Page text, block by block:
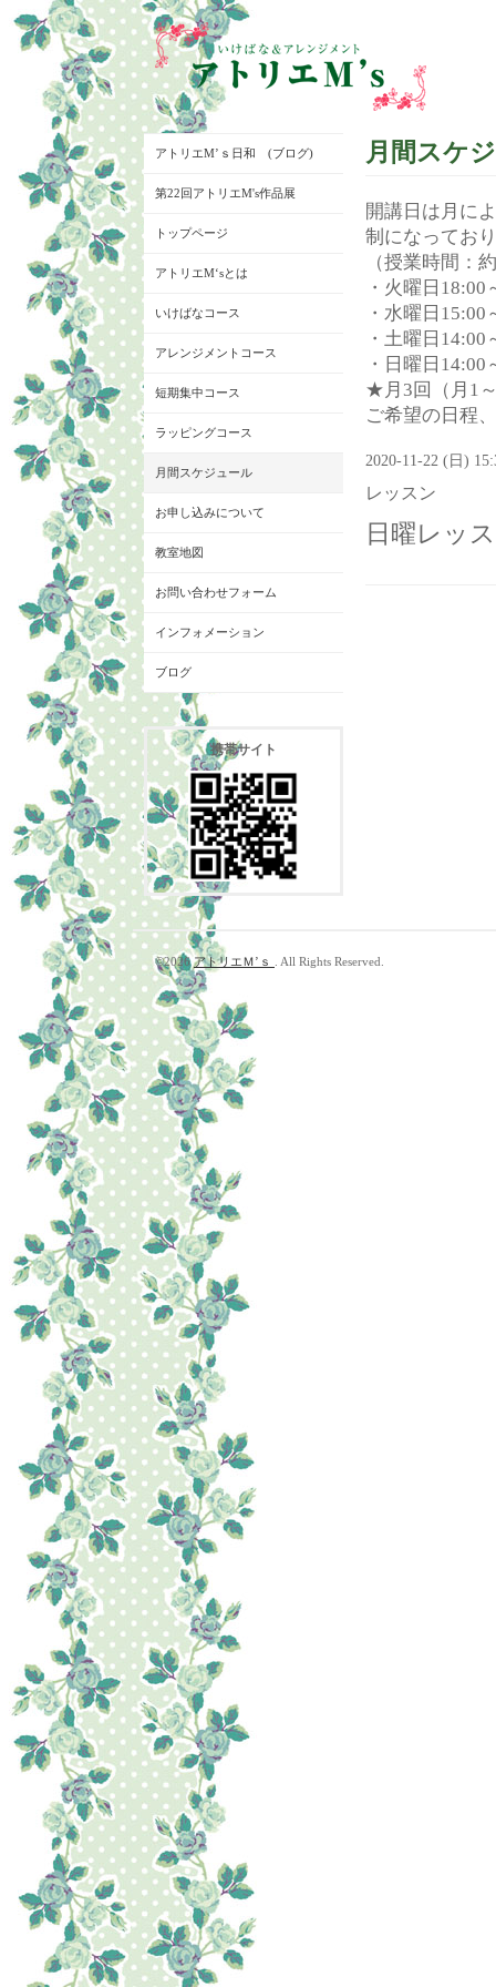
月間スケ
開講日は月に
制になってお
（授業時間：
・火曜日18:00
・水曜日15:00
・土曜日14:00
・日曜日14:00
★月3回（月1
ご希望の日程
2020-11-22 (日)
レッスン
日曜レッ
アトリエM’ｓ日和 (ブログ)
第22回アトリエM's作品展
トップページ
アトリエM‘sとは
いけばなコース
アレンジメントコース
短期集中コース
ラッピングコース
月間スケジュール
お申し込みについて
教室地図
お問い合わせフォーム
インフォメーション
ブログ
携帯サイト
©2026アトリエＭ’ｓ . All Rights Reserved.